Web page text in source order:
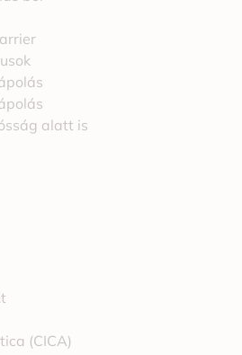
alatt is
(CICA)